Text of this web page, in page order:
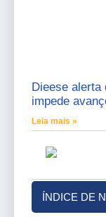
Dieese alerta
impede
Leia mais »
ÍNDICE DE